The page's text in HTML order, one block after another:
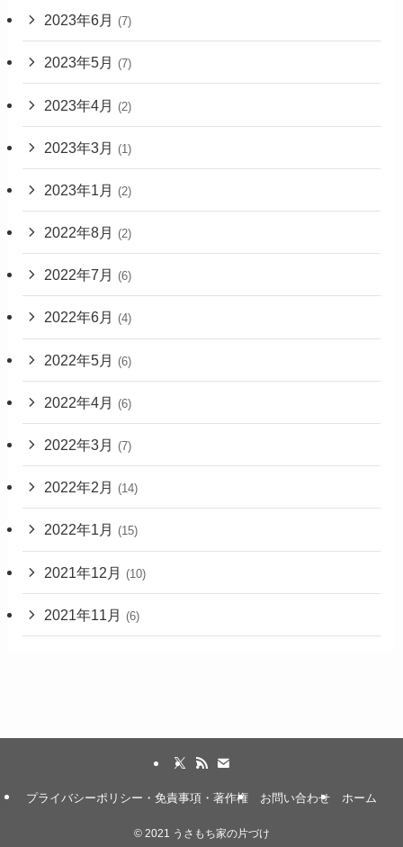
2023年6月 (7)
2023年5月 (7)
2023年4月 (2)
2023年3月 (1)
2023年1月 (2)
2022年8月 (2)
2022年7月 (6)
2022年6月 (4)
2022年5月 (6)
2022年4月 (6)
2022年3月 (7)
2022年2月 (14)
2022年1月 (15)
2021年12月 (10)
2021年11月 (6)
プライバシーポリシー・免責事項・著作権 お問い合わせ ホーム
©2021 うさもち家の片づけ